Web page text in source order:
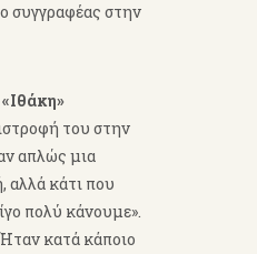
συγγραφέας στην
του στην
απλώς μια
αλλά κάτι που
πολύ κάνουμε».
κατά κάποιο